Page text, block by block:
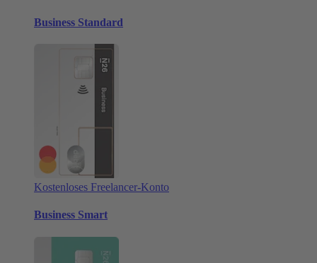
Business Standard
Kostenloses Freelancer-Konto
Business Smart